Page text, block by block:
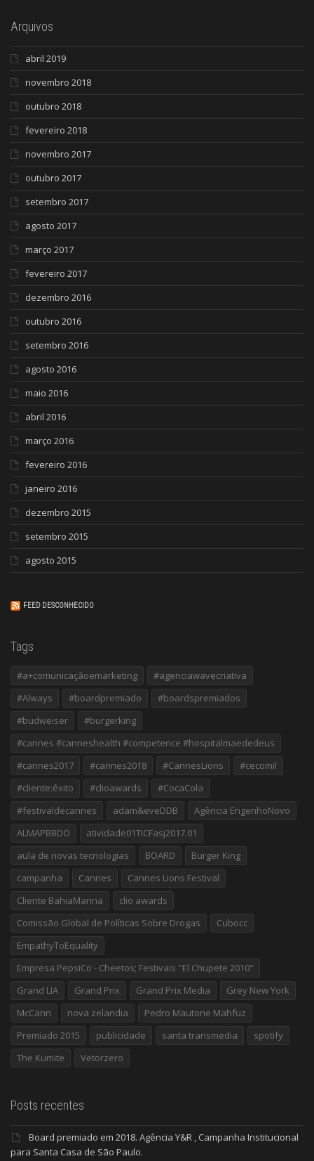
Arquivos
abril 2019
novembro 2018
outubro 2018
fevereiro 2018
novembro 2017
outubro 2017
setembro 2017
agosto 2017
março 2017
fevereiro 2017
dezembro 2016
outubro 2016
setembro 2016
agosto 2016
maio 2016
abril 2016
março 2016
fevereiro 2016
janeiro 2016
dezembro 2015
setembro 2015
agosto 2015
FEED DESCONHECIDO
Tags
#a+comunicaçãoemarketing
#agenciawavecriativa
#Always
#boardpremiado
#boardspremiados
#budweiser
#burgerking
#cannes #canneshealth #competence #hospitalmaededeus
#cannes2017
#cannes2018 #CannesLions
#cecomil
#cliente:êxito
#clioawards
#CocaCola
#festivaldecannes
adam&eveDDB
Agência EngenhoNovo
ALMAPBBDO
atividade01TICFasj2017.01
aula de novas tecnologias
BOARD
Burger King
campanha
Cannes
Cannes Lions Festival
Cliente BahiaMarina
clio awards
Comissão Global de Políticas Sobre Drogas
Cubocc
EmpathyToEquality
Empresa PepsiCo - Cheetos; Festivais "El Chupete 2010"
Grand LIA
Grand Prix Grand Prix Media
Grey New York
McCann
nova zelandia
Pedro Mautone Mahfuz
Premiado 2015
publicidade santa transmedia
spotify
The Kumite
Vetorzero
Posts recentes
Board premiado em 2018. Agência Y&R , Campanha Institucional
para Santa Casa de São Paulo.